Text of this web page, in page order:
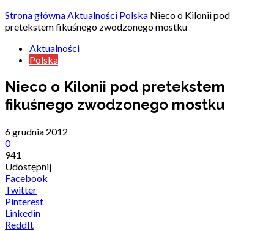
Strona głównaAktualności Polska Nieco o Kilonii pod
pretekstem fikuśnego zwodzonego mostku
Aktualności
Polska
Nieco o Kilonii pod pretekstem
fikuśnego zwodzonego mostku
6 grudnia 2012
0
941
Udostępnij
Facebook
Twitter
Pinterest
Linkedin
ReddIt